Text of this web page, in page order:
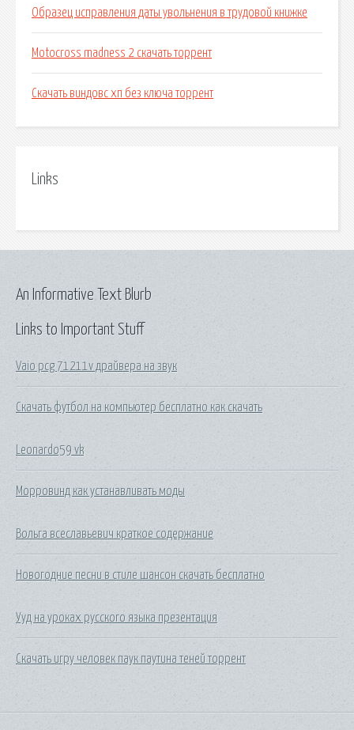
Образец исправления даты увольнения в трудовой книжке
Motocross madness 2 скачать торрент
Скачать виндовс хп без ключа торрент
Links
Links to Important Stuff
Vaio pcg 71211v драйвера на звук
Скачать футбол на компьютер бесплатно как скачать
Leonardo59 vk
Морровинд как устанавливать моды
Вольга всеславьевич краткое содержание
Новогодние песни в стиле шансон скачать бесплатно
Ууд на уроках русского языка презентация
Скачать игру человек паук паутина теней торрент
An Informative Text Blurb